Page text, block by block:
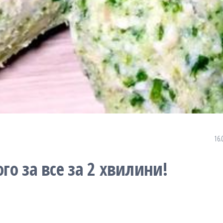
за все за 2 хвилини!